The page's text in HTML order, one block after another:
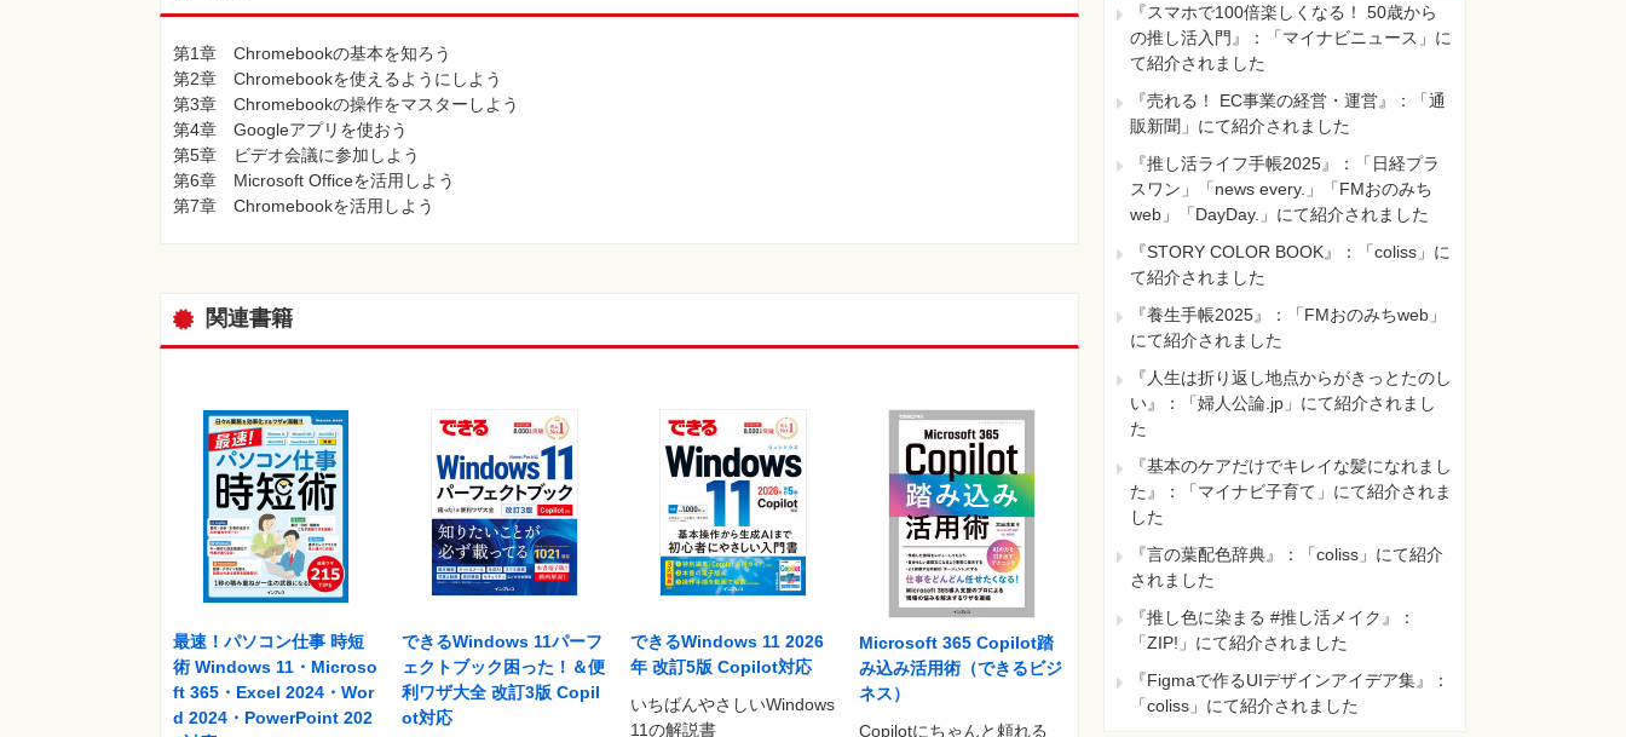
第1章 Chromebookの基本を知ろう
第2章 Chromebookを使えるようにしよう
第3章 Chromebookの操作をマスターしよう
第4章 Googleアプリを使おう
第5章 ビデオ会議に参加しよう
第6章 Microsoft Officeを活用しよう
第7章 Chromebookを活用しよう
関連書籍
最速！パソコン仕事 時短
術 Windows 11・Microso
ft 365・Excel 2024・Wor
d 2024・PowerPoint 202
できるWindows 11パーフ
ェクトブック困った！＆便
利ワザ大全 改訂3版 Copil
ot対応
できるWindows 11 2026
年 改訂5版 Copilot対応
いちばんやさしいWindows
11の解説書
Microsoft 365 Copilot踏
み込み活用術（できるビジ
ネス）
Copilotにちゃんと頼れる
『スマホで100倍楽しくなる！ 50歳から
の推し活入門』：「マイナビニュース」に
て紹介されました
『売れる！ EC事業の経営・運営』：「通
販新聞」にて紹介されました
『推し活ライフ手帳2025』：「日経プラ
スワン」「news every.」「FMおのみち
web」「DayDay.」にて紹介されました
『STORY COLOR BOOK』：「coliss」に
て紹介されました
『養生手帳2025』：「FMおのみちweb」
にて紹介されました
『人生は折り返し地点からがきっとたのし
い』：「婦人公論.jp」にて紹介されまし
た
『基本のケアだけでキレイな髪になれまし
た』：「マイナビ子育て」にて紹介されま
した
『言の葉配色辞典』：「coliss」にて紹介
されました
『推し色に染まる #推し活メイク』：
「ZIP!」にて紹介されました
『Figmaで作るUIデザインアイデア集』：
「coliss」にて紹介されました